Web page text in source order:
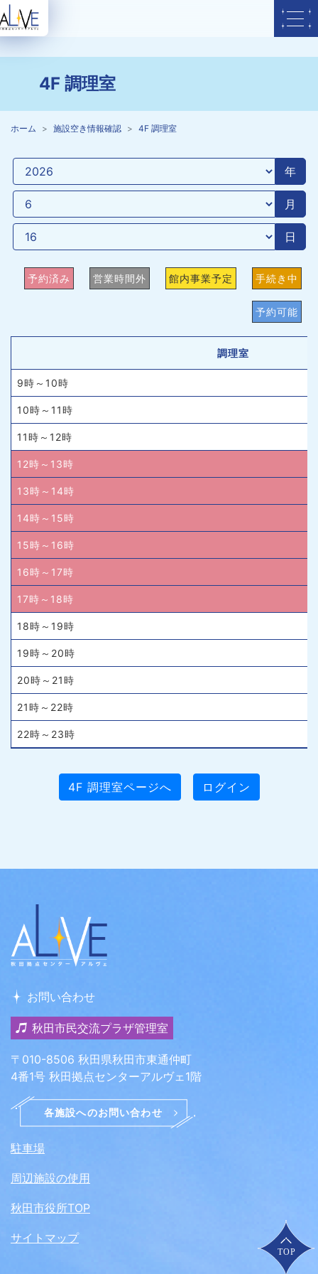
4F 調理室
ホーム 施設空き情報確認 4F 調理室
年
月
日
予約済み 営業時間外 館内事業予定 手続き中
予約可能
調理室
9時～10時
10時～11時
11時～12時
12時～13時
13時～14時
14時～15時
15時～16時
16時～17時
17時～18時
18時～19時
19時～20時
20時～21時
21時～22時
22時～23時
4F 調理室ページへ ログイン
お問い合わせ
秋田市民交流プラザ管理室
〒010-8506 秋田県秋田市東通仲町
4番1号 秋田拠点センターアルヴェ1階
駐車場
周辺施設の使用
秋田市役所TOP
サイトマップ